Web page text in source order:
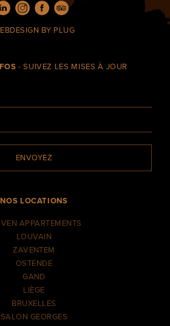
BY PLUG
- SUIVEZ LES MISES À JOUR
ENVOYEZ
NOS LOCATIONS
APPARTEMENTS
LOUVAIN
ZAVENTEM
OSTENDE
GAND
LIÈGE
BRUXELLES
SALON GEORGES